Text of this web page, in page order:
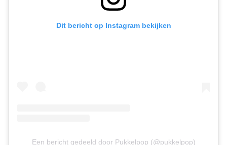
Dit bericht op Instagram bekijken
Een bericht gedeeld door Pukkelpop (@pukkelpop)